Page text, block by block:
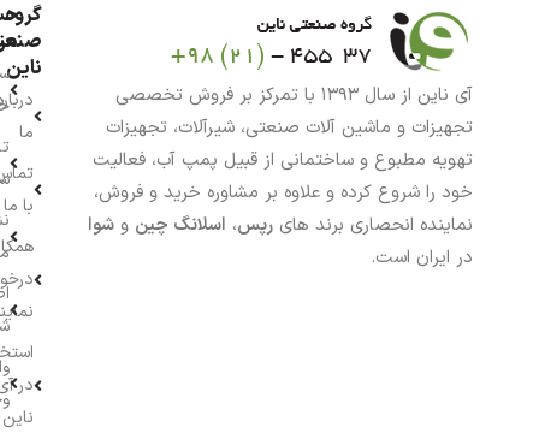
آی ناین از سال ۱۳۹۳ با تمرکز بر فروش تخصصی
تجهیزات و ماشین آلات صنعتی، شیرآلات، تجهیزات
تهویه مطبوع و ساختمانی از قبیل پمپ آب، فعالیت
خود را شروع کرده و علاوه بر مشاوره خرید و فروش،
نماینده انحصاری برند های رپس، اسلانگ چین و شوا
در ایران است.
گروه
ناین
ما
با ما
در
ناین